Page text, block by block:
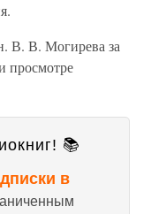
В. В. Могирева за
просмотре
📚
в